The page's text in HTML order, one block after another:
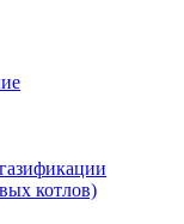
котлов)